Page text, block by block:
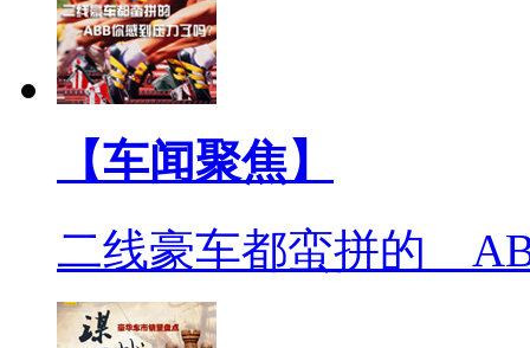
【车闻聚焦】
二线豪车都蛮拼的